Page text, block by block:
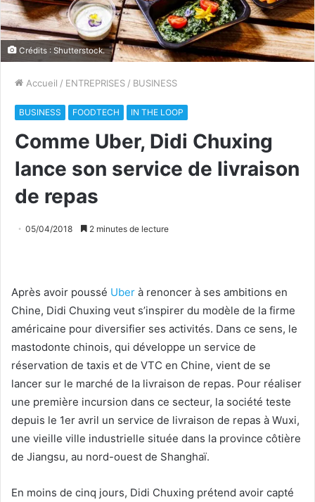
Crédits : Shutterstock.
Accueil / ENTREPRISES / BUSINESS
BUSINESS FOODTECH IN THE LOOP
Comme Uber, Didi Chuxing
lance son service de livraison
de repas
05/04/2018 2 minutes de lecture
Après avoir poussé Uber à renoncer à ses ambitions en
Chine, Didi Chuxing veut s’inspirer du modèle de la firme
américaine pour diversifier ses activités. Dans ce sens, le
mastodonte chinois, qui développe un service de
réservation de taxis et de VTC en Chine, vient de se
lancer sur le marché de la livraison de repas. Pour réaliser
une première incursion dans ce secteur, la société teste
depuis le 1er avril un service de livraison de repas à Wuxi,
une vieille ville industrielle située dans la province côtière
de Jiangsu, au nord-ouest de Shanghaï.
En moins de cinq jours, Didi Chuxing prétend avoir capté